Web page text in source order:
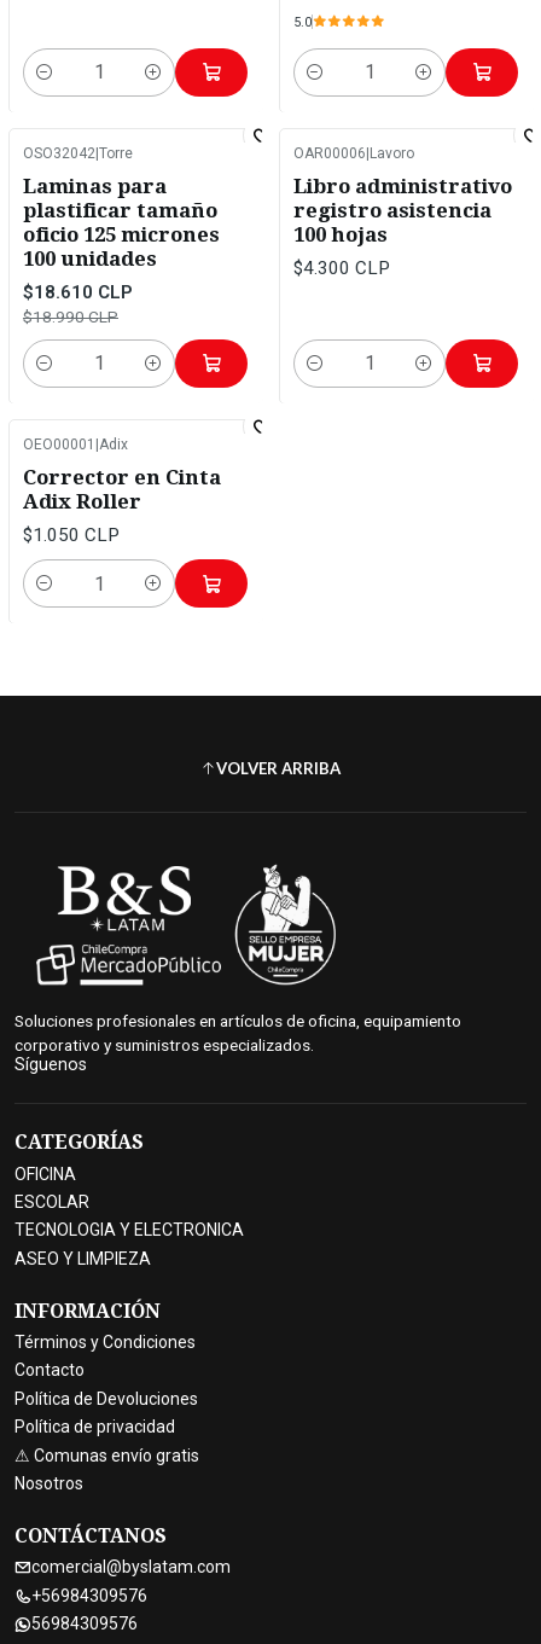
Cantidad
5.0
Cantidad
OSO32042|Torre
Laminas para
plastificar tamaño
oficio 125 micrones
100 unidades
$18.610 CLP
$18.990 CLP
Cantidad
OAR00006|Lavoro
Libro administrativo
registro asistencia
100 hojas
$4.300 CLP
Cantidad
OEO00001 |Adix
Corrector en Cinta
Adix Roller
$1.050 CLP
Cantidad
VOLVER ARRIBA
Soluciones profesionales en artículos de oficina, equipamiento
corporativo y suministros especializados.
Síguenos
CATEGORÍAS
OFICINA
ESCOLAR
TECNOLOGIA Y ELECTRONICA
ASEO Y LIMPIEZA
INFORMACIÓN
Términos y Condiciones
Contacto
Política de Devoluciones
Política de privacidad
⚠ Comunas envío gratis
Nosotros
CONTÁCTANOS
comercial@byslatam.com
+56984309576
56984309576